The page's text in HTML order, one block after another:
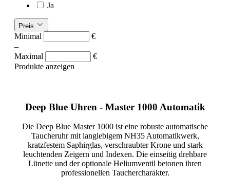
Ja
Preis
Minimal
€
–
Maximal
€
Produkte anzeigen
Deep Blue Uhren - Master 1000 Automatik
Die Deep Blue Master 1000 ist eine robuste automatische
Taucheruhr mit langlebigem NH35 Automatikwerk,
kratzfestem Saphirglas, verschraubter Krone und stark
leuchtenden Zeigern und Indexen. Die einseitig drehbare
Lünette und der optionale Heliumventil betonen ihren
professionellen Tauchercharakter.